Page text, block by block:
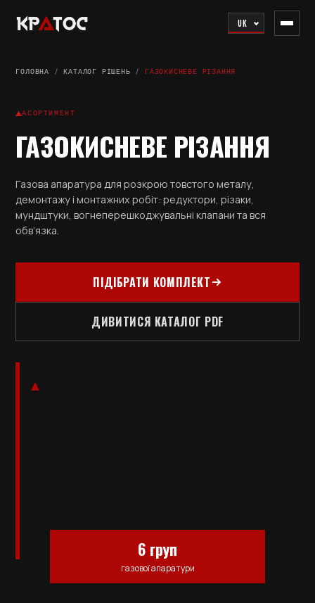
UK
ГОЛОВНА /КАТАЛОГ РІШЕНЬ / ГАЗОКИСНЕВЕ РІЗАННЯ
АСОРТИМЕНТ
ГАЗОКИСНЕВЕ РІЗАННЯ
Газова апаратура для розкрою товстого металу,
демонтажу і монтажних робіт: редуктори, різаки,
мундштуки, вогнеперешкоджувальні клапани та вся
обв’язка.
ПІДІБРАТИ КОМПЛЕКТ
ДИВИТИСЯ КАТАЛОГ PDF
6 груп
газової апаратури